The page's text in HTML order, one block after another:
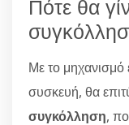
Πότε θα
Με το μηχανισμό
συσκευή, θα
συγκόλληση,